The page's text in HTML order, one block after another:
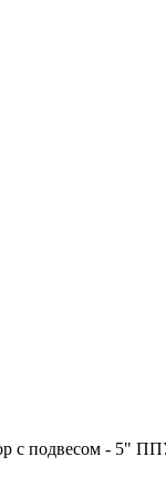
с подвесом - 5"